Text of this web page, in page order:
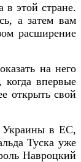
в этой стране.
а затем вам
расширение
на него
впервые
открыть свой
Украины в ЕС,
Туска уже
Навроцкий